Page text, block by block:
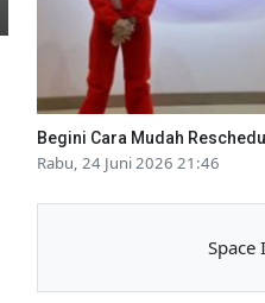
Begini Cara Mudah
Rabu, 24 Juni 2026 21:46
Space